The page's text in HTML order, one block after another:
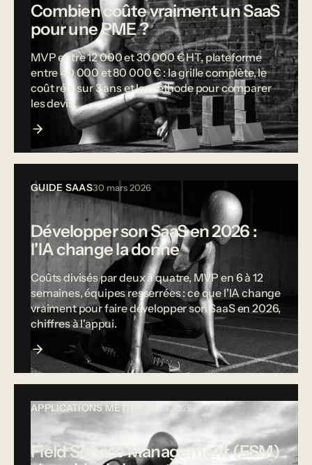
Combien coûte vraiment un SaaS
pour une PME ?
MVP entre 12 000 et 30 000 € HT, plateforme
entre 40 000 et 80 000 € : la grille complète, le
coût réel sur 3 ans et la méthode pour comparer
les devis.
GUIDE SAAS30 mars 2026
Développer son SaaS en 2026 :
l'IA change la donne
Coûts divisés par deux à quatre, MVP en 6 à 12
semaines, équipes resserrées : ce que l'IA change
vraiment pour faire développer son SaaS en 2026,
chiffres à l'appui.
APPLICATIONS MÉTIER 12 mai 2025
Field Service Management (FSM)